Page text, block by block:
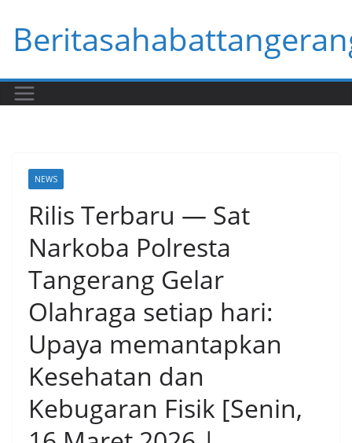
content
NEWS
Rilis Terbaru — Sat
Narkoba Polresta
Tangerang Gelar
Olahraga setiap hari:
Upaya memantapkan
Kesehatan dan
Kebugaran Fisik [Senin,